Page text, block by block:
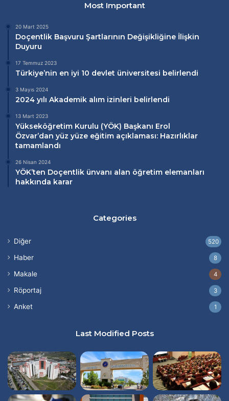
Most Important
20 Mart 2025
Doçentlik Başvuru Şartlarının Değişikliğine İlişkin
Duyuru
17 Temmuz 2023
Türkiye’nin en iyi 10 devlet üniversitesi belirlendi
3 Mayıs 2024
2024 yılı Akademik alım izinleri belirlendi
13 Mart 2023
Yükseköğretim Kurulu (YÖK) Başkanı Erol
Özvar’dan yüz yüze eğitim açıklaması: Hazırlıklar
tamamlandı
26 Nisan 2024
YÖK’ten Doçentlik ünvanı alan öğretim elemanları
hakkında karar
Categories
Diğer 520
Haber 8
Makale 4
Röportaj 3
Anket 1
Last Modified Posts